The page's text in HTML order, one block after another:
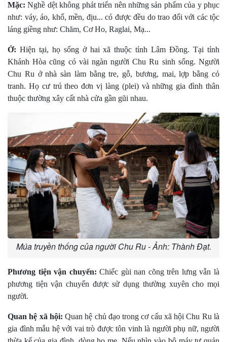
Mặc: Nghề dệt không phát triển nên những sản phẩm của y phục
như: váy, áo, khố, mền, địu... có được đều do trao đổi với các tộc
láng giềng như: Chăm, Cơ Ho, Raglai, Mạ...
Ở: Hiện tại, họ sống ở hai xã thuộc tỉnh Lâm Ðồng. Tại tỉnh
Khánh Hòa cũng có vài ngàn người Chu Ru sinh sống. Người
Chu Ru ở nhà sàn làm bằng tre, gỗ, bương, mai, lợp bằng cỏ
tranh. Họ cư trú theo đơn vị làng (plei) và những gia đình thân
thuộc thường xây cất nhà cửa gần gũi nhau.
Múa truyền thống của người Chu Ru - Ảnh: Thành Đạt.
Phương tiện vận chuyển:Chiếc gùi nan cõng trên lưng vẫn là
phương tiện vận chuyển được sử dụng thường xuyên cho mọi
người.
Quan hệ xã hội:Quan hệ chủ đạo trong cơ cấu xã hội Chu Ru là
gia đình mẫu hệ với vai trò được tôn vinh là người phụ nữ, người